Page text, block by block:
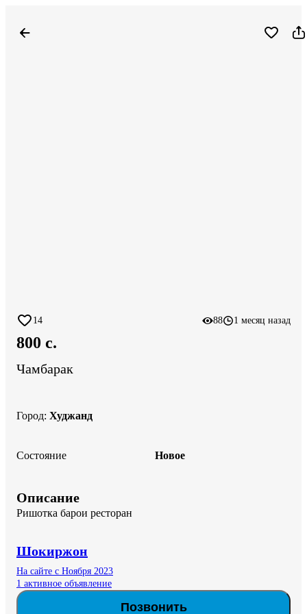
14 88 1 месяц назад
800 c.
Чамбарак
Город: Худжанд
Состояние Новое
Описание
Ришотка барои ресторан
Шокиржон
На сайте с Ноября 2023
1 активное объявление
Позвонить